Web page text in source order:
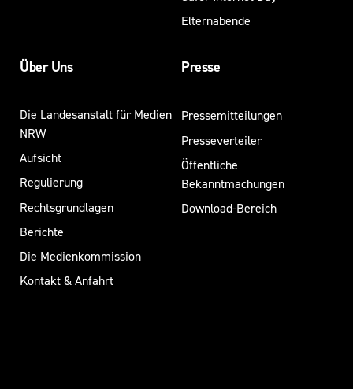
Elternabende
Über Uns
Die Landesanstalt für Medien
NRW
Aufsicht
Regulierung
Rechtsgrundlagen
Berichte
Die Medienkommission
Kontakt & Anfahrt
Presse
Pressemitteilungen
Presseverteiler
Öffentliche
Bekanntmachungen
Download-Bereich